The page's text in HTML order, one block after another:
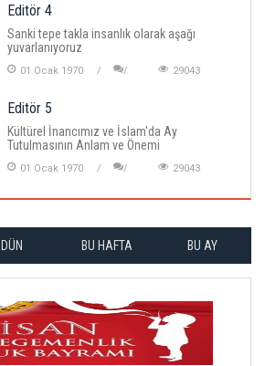
Editör 4
Sanki tepe takla insanlık olarak aşağı
yuvarlanıyoruz
01 Ocak 1970 29043
Editör 5
Kültürel İnancımız ve İslam'da Ay
Tutulmasının Anlam ve Önemi
01 Ocak 1970 29043
DÜN BU HAFTA BU AY